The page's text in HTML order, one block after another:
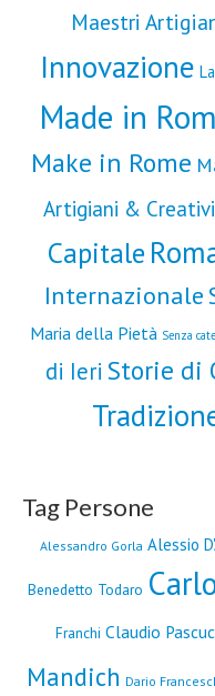
Maestri
Innovazione
Made in
Make in Rome
Artigiani & Creativi
Capitale
Internazionale
Maria della Pietà Senza
di Ieri Storie di
Tag Persone
Alessandro Gorla Alessio
Benedetto Todaro
Franchi Claudio
Mandich Dario